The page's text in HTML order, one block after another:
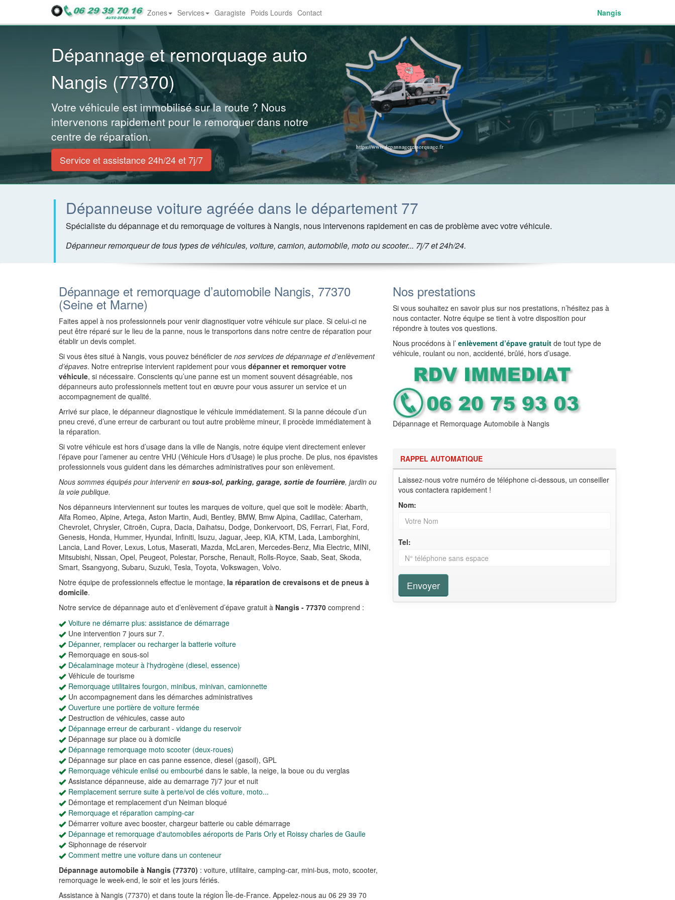
Zones Services Garagiste Poids Lourds Contact Nangis
Dépannage et remorquage auto
Nangis (77370)
Votre véhicule est immobilisé sur la route ? Nous
intervenons rapidement pour le remorquer dans notre
centre de réparation.
Service et assistance 24h/24 et 7j/7
Dépanneuse voiture agréée dans le département 77
Spécialiste du dépannage et du remorquage de voitures à Nangis, nous intervenons rapidement en cas de problème avec votre véhicule.
Dépanneur remorqueur de tous types de véhicules, voiture, camion, automobile, moto ou scooter... 7j/7 et 24h/24.
Dépannage et remorquage d’automobile Nangis, 77370
(Seine et Marne)
Faites appel à nos professionnels pour venir diagnostiquer votre véhicule sur place. Si celui-ci ne
peut être réparé sur le lieu de la panne, nous le transportons dans notre centre de réparation pour
établir un devis complet.
Si vous êtes situé à Nangis, vous pouvez bénéficier de nos services de dépannage et d’enlèvement
d’épaves. Notre entreprise intervient rapidement pour vous dépanner et remorquer votre
véhicule, si nécessaire. Conscients qu’une panne est un moment souvent désagréable, nos
dépanneurs auto professionnels mettent tout en œuvre pour vous assurer un service et un
accompagnement de qualité.
Arrivé sur place, le dépanneur diagnostique le véhicule immédiatement. Si la panne découle d’un
pneu crevé, d’une erreur de carburant ou tout autre problème mineur, il procède immédiatement à
la réparation.
Si votre véhicule est hors d’usage dans la ville de Nangis, notre équipe vient directement enlever
l’épave pour l’amener au centre VHU (Véhicule Hors d’Usage) le plus proche. De plus, nos épavistes
professionnels vous guident dans les démarches administratives pour son enlèvement.
Nous sommes équipés pour intervenir en sous-sol, parking, garage, sortie de fourrière, jardin ou
la voie publique.
Nos dépanneurs interviennent sur toutes les marques de voiture, quel que soit le modèle: Abarth,
Alfa Romeo, Alpine, Artega, Aston Martin, Audi, Bentley, BMW, Bmw Alpina, Cadillac, Caterham,
Chevrolet, Chrysler, Citroën, Cupra, Dacia, Daihatsu, Dodge, Donkervoort, DS, Ferrari, Fiat, Ford,
Genesis, Honda, Hummer, Hyundai, Infiniti, Isuzu, Jaguar, Jeep, KIA, KTM, Lada, Lamborghini,
Lancia, Land Rover, Lexus, Lotus, Maserati, Mazda, McLaren, Mercedes-Benz, Mia Electric, MINI,
Mitsubishi, Nissan, Opel, Peugeot, Polestar, Porsche, Renault, Rolls-Royce, Saab, Seat, Skoda,
Smart, Ssangyong, Subaru, Suzuki, Tesla, Toyota, Volkswagen, Volvo.
Notre équipe de professionnels effectue le montage, la réparation de crevaisons et de pneus à
domicile.
Notre service de dépannage auto et d’enlèvement d’épave gratuit à Nangis - 77370 comprend :
Voiture ne démarre plus: assistance de démarrage
Une intervention 7 jours sur 7.
Dépanner, remplacer ou recharger la batterie voiture
Remorquage en sous-sol
Décalaminage moteur à l'hydrogène (diesel, essence)
Véhicule de tourisme
Remorquage utilitaires fourgon, minibus, minivan, camionnette
Un accompagnement dans les démarches administratives
Ouverture une portière de voiture fermée
Destruction de véhicules, casse auto
Dépannage erreur de carburant - vidange du reservoir
Dépannage sur place ou à domicile
Dépannage remorquage moto scooter (deux-roues)
Dépannage sur place en cas panne essence, diesel (gasoil), GPL
Remorquage véhicule enlisé ou embourbé dans le sable, la neige, la boue ou du verglas
Assistance dépanneuse, aide au demarrage 7j/7 jour et nuit
Remplacement serrure suite à perte/vol de clés voiture, moto...
Démontage et remplacement d'un Neiman bloqué
Remorquage et réparation camping-car
Démarrer voiture avec booster, chargeur batterie ou cable démarrage
Dépannage et remorquage d'automobiles aéroports de Paris Orly et Roissy charles de Gaulle
Siphonnage de réservoir
Comment mettre une voiture dans un conteneur
Dépannage automobile à Nangis (77370) : voiture, utilitaire, camping-car, mini-bus, moto, scooter,
remorquage le week-end, le soir et les jours fériés.
Assistance à Nangis (77370) et dans toute la région Île-de-France. Appelez-nous au 06 29 39 70
Nos prestations
Si vous souhaitez en savoir plus sur nos prestations, n’hésitez pas à
nous contacter. Notre équipe se tient à votre disposition pour
répondre à toutes vos questions.
Nous procédons à l’ enlèvement d’épave gratuit de tout type de
véhicule, roulant ou non, accidenté, brûlé, hors d’usage.
Dépannage et Remorquage Automobile à Nangis
RAPPEL AUTOMATIQUE
Laissez-nous votre numéro de téléphone ci-dessous, un conseiller
vous contactera rapidement !
Nom:
Tel:
Envoyer